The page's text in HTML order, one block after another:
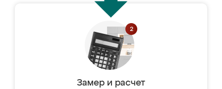
Замер и расчет